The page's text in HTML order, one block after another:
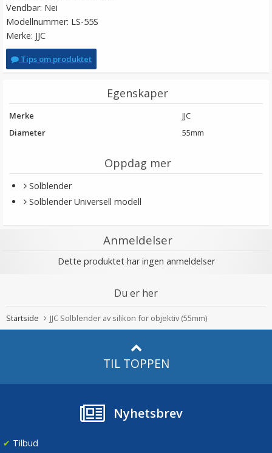
Vendbar: Nei
Modellnummer: LS-55S
Merke: JJC
Tips om produktet
Egenskaper
Merke
JJC
Diameter
55mm
Oppdag mer
Solblender
Solblender Universell modell
Anmeldelser
Dette produktet har ingen anmeldelser
Du er her
Startside JJC Solblender av silikon for objektiv (55mm)
TIL TOPPEN
Nyhetsbrev
✔ Tilbud